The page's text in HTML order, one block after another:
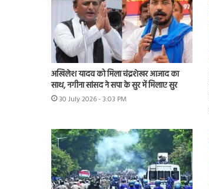
अखिलेश यादव को मिला चंद्रशेखर आजाद का
साथ, नगीना सांसद ने सपा के सुर में मिलाए सुर
30 July 2026 - 3:03 PM